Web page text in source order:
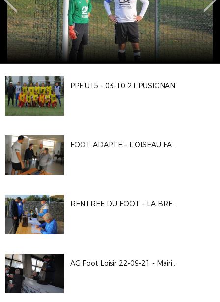
PPF U15 - 03-10-21 PUSIGNAN
FOOT ADAPTE – L’OISEAU FAIT SON NID - 24-09-21
RENTREE DU FOOT – LA BREVENNE FAIT DES VAGUES - 25-09-21
AG Foot Loisir 22-09-21 - Mairie du 8ème